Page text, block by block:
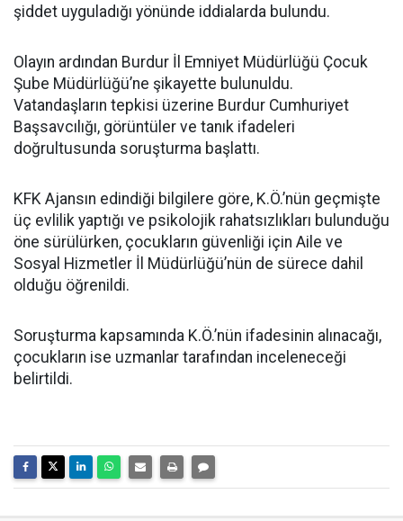
şiddet uyguladığı yönünde iddialarda bulundu.
Olayın ardından Burdur İl Emniyet Müdürlüğü Çocuk
Şube Müdürlüğü’ne şikayette bulunuldu.
Vatandaşların tepkisi üzerine Burdur Cumhuriyet
Başsavcılığı, görüntüler ve tanık ifadeleri
doğrultusunda soruşturma başlattı.
KFK Ajansın edindiği bilgilere göre, K.Ö.’nün geçmişte
üç evlilik yaptığı ve psikolojik rahatsızlıkları bulunduğu
öne sürülürken, çocukların güvenliği için Aile ve
Sosyal Hizmetler İl Müdürlüğü’nün de sürece dahil
olduğu öğrenildi.
Soruşturma kapsamında K.Ö.’nün ifadesinin alınacağı,
çocukların ise uzmanlar tarafından inceleneceği
belirtildi.